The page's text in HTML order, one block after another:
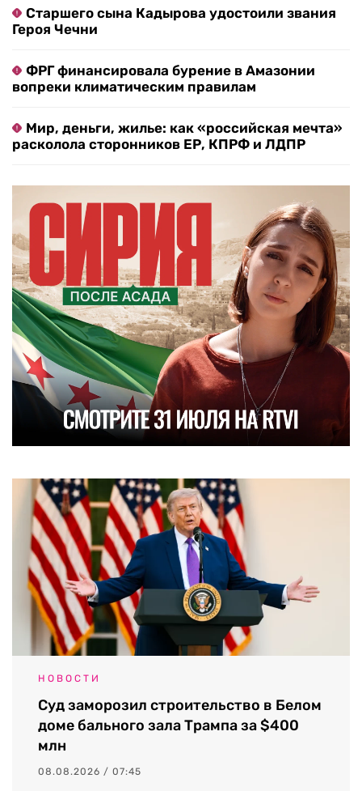
Старшего сына Кадырова удостоили звания
Героя Чечни
ФРГ финансировала бурение в Амазонии
вопреки климатическим правилам
Мир, деньги, жилье: как «российская мечта»
расколола сторонников ЕР, КПРФ и ЛДПР
НОВОСТИ
Суд заморозил строительство в Белом
доме бального зала Трампа за $400
млн
08.08.2026 / 07:45